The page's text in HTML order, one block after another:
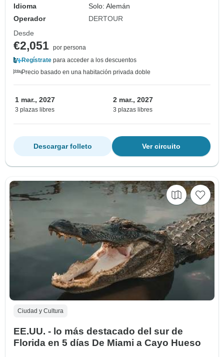
Idioma
Solo: Alemán
Operador
DERTOUR
Desde
€2,051 por persona
Regístrate para acceder a los descuentos
Precio basado en una habitación privada doble
1 mar., 2027
3 plazas libres
2 mar., 2027
3 plazas libres
Ver circuito
Descargar folleto
Ciudad y Cultura
EE.UU. - lo más destacado del sur de
Florida en 5 días De Miami a Cayo Hueso